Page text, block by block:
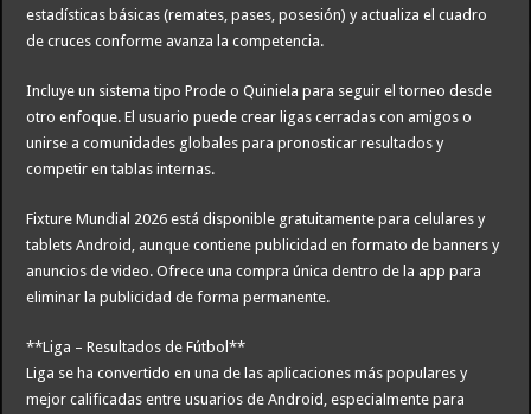
estadísticas básicas (remates, pases, posesión) y actualiza el cuadro
de cruces conforme avanza la competencia.
Incluye un sistema tipo Prode o Quiniela para seguir el torneo desde
otro enfoque. El usuario puede crear ligas cerradas con amigos o
unirse a comunidades globales para pronosticar resultados y
competir en tablas internas.
Fixture Mundial 2026 está disponible gratuitamente para celulares y
tablets Android, aunque contiene publicidad en formato de banners y
anuncios de video. Ofrece una compra única dentro de la app para
eliminar la publicidad de forma permanente.
**Liga – Resultados de Fútbol**
Liga se ha convertido en una de las aplicaciones más populares y
mejor calificadas entre usuarios de Android, especialmente para